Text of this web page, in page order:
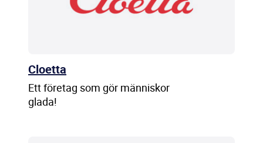
Cloetta
Ett företag som gör människor
glada!